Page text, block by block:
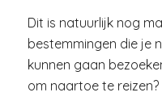
Dit is natuurlijk nog
bestemmingen die je
kunnen gaan
om naartoe te reizen?